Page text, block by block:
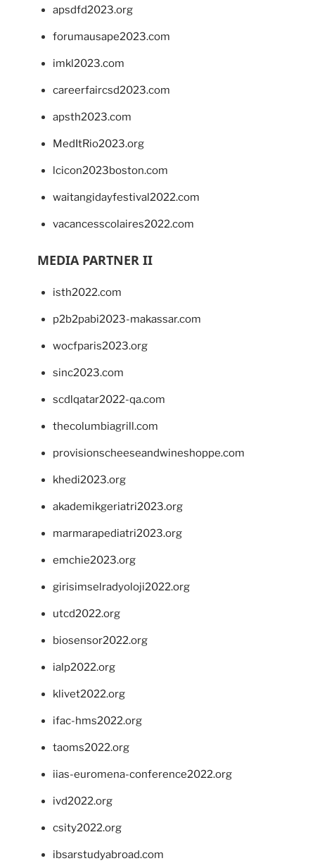
apsdfd2023.org
forumausape2023.com
imkl2023.com
careerfaircsd2023.com
apsth2023.com
MedItRio2023.org
lcicon2023boston.com
waitangidayfestival2022.com
vacancesscolaires2022.com
MEDIA PARTNER II
isth2022.com
p2b2pabi2023-makassar.com
wocfparis2023.org
sinc2023.com
scdlqatar2022-qa.com
thecolumbiagrill.com
provisionscheeseandwineshoppe.com
khedi2023.org
akademikgeriatri2023.org
marmarapediatri2023.org
emchie2023.org
girisimselradyoloji2022.org
utcd2022.org
biosensor2022.org
ialp2022.org
klivet2022.org
ifac-hms2022.org
taoms2022.org
iias-euromena-conference2022.org
ivd2022.org
csity2022.org
ibsarstudyabroad.com